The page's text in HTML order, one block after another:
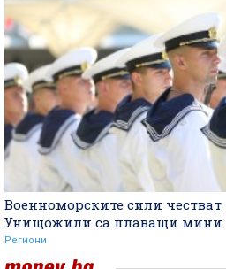
Военноморските сили честват
Унищожили са плаващи мини
Региони